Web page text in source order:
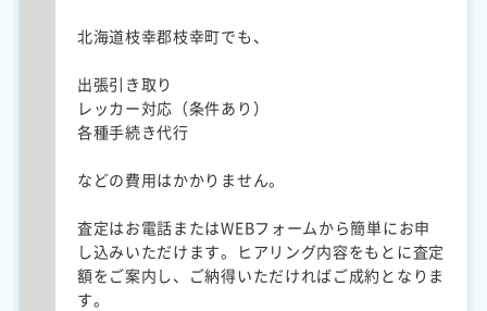
北海道枝幸郡枝幸町でも、
出張引き取り
レッカー対応（条件あり）
各種手続き代行
などの費用はかかりません。
査定はお電話またはWEBフォームから簡単にお申
し込みいただけます。ヒアリング内容をもとに査定
額をご案内し、ご納得いただければご成約となりま
す。